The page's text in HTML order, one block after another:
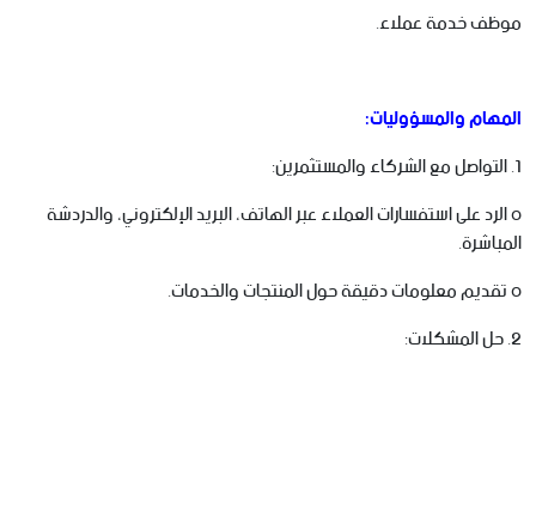
موظف خدمة عملاء.
المهام والمسؤوليات:
1. التواصل مع الشركاء والمستثمرين:
o الرد على استفسارات العملاء عبر الهاتف، البريد الإلكتروني، والدردشة
المباشرة.
o تقديم معلومات دقيقة حول المنتجات والخدمات.
2. حل المشكلات: